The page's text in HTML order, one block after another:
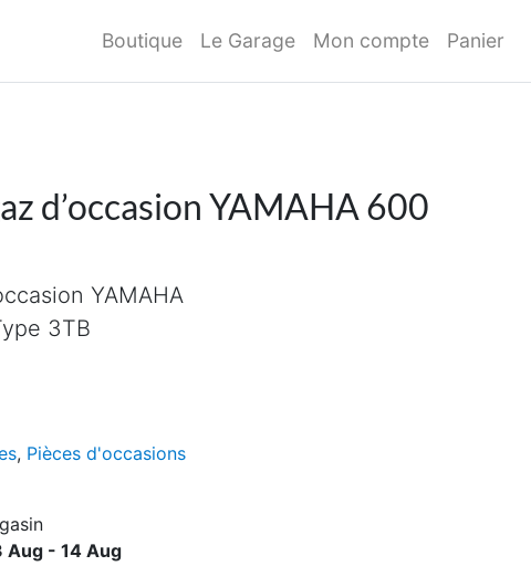
Boutique Le Garage Mon compte Panier
d’occasion YAMAHA 600
YAMAHA
3TB
, Pièces d'occasions
Aug - 14 Aug